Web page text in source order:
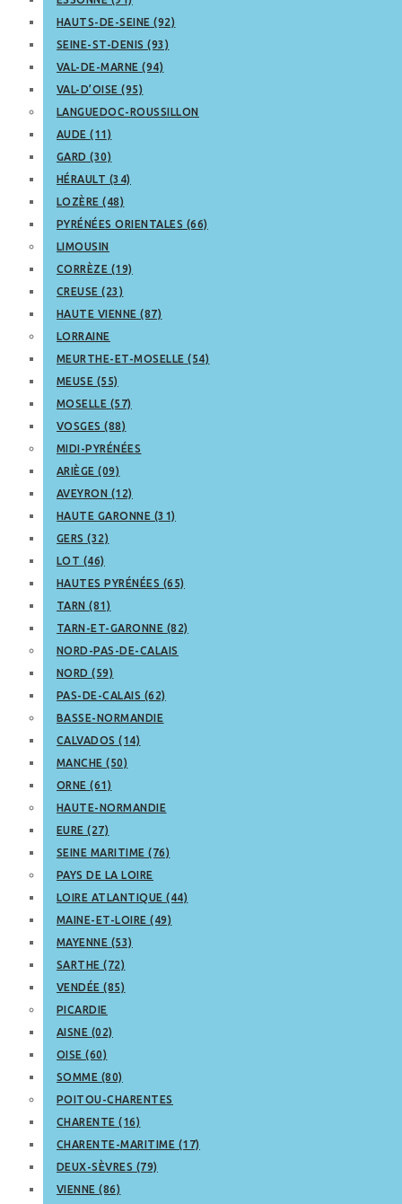
HAUTS-DE-SEINE (92)
SEINE-ST-DENIS (93)
VAL-DE-MARNE (94)
VAL-D’OISE (95)
LANGUEDOC-ROUSSILLON
AUDE (11)
GARD (30)
HÉRAULT (34)
LOZÈRE (48)
PYRÉNÉES ORIENTALES (66)
LIMOUSIN
CORRÈZE (19)
CREUSE (23)
HAUTE VIENNE (87)
LORRAINE
MEURTHE-ET-MOSELLE (54)
MEUSE (55)
MOSELLE (57)
VOSGES (88)
MIDI-PYRÉNÉES
ARIÈGE (09)
AVEYRON (12)
HAUTE GARONNE (31)
GERS (32)
LOT (46)
HAUTES PYRÉNÉES (65)
TARN (81)
TARN-ET-GARONNE (82)
NORD-PAS-DE-CALAIS
NORD (59)
PAS-DE-CALAIS (62)
BASSE-NORMANDIE
CALVADOS (14)
MANCHE (50)
ORNE (61)
HAUTE-NORMANDIE
EURE (27)
SEINE MARITIME (76)
PAYS DE LA LOIRE
LOIRE ATLANTIQUE (44)
MAINE-ET-LOIRE (49)
MAYENNE (53)
SARTHE (72)
VENDÉE (85)
PICARDIE
AISNE (02)
OISE (60)
SOMME (80)
POITOU-CHARENTES
CHARENTE (16)
CHARENTE-MARITIME (17)
DEUX-SÈVRES (79)
VIENNE (86)